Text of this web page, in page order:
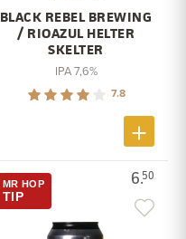
BLACK REBEL BREWING
/ RIOAZUL HELTER
SKELTER
IPA 7,6%
7.8
6.50
MR HOP
TIP